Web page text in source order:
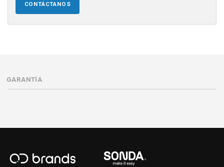
CONTÁCTANOS
GARANTÍA